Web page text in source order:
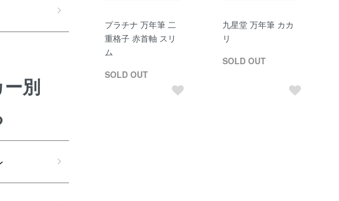
プラチナ 万年筆 二
重格子 赤首軸 スリ
ム
SOLD OUT
九星堂 万年筆 カカ
リ
SOLD OUT
別